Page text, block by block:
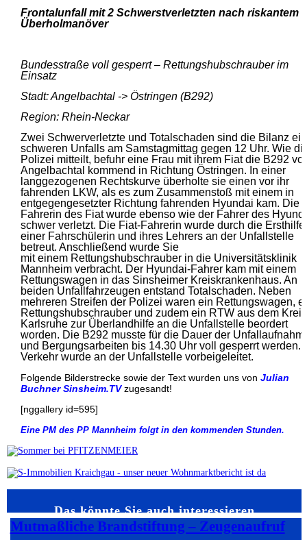
Frontalunfall mit 2 Schwerstverletzten nach riskantem
Überholmanöver
Bundesstraße voll gesperrt – Rettungshubschrauber im
Einsatz
Stadt: Angelbachtal -> Östringen (B292)
Region: Rhein-Neckar
Zwei Schwerverletzte und Totalschaden sind die Bilanz
schweren Unfalls am Samstagmittag gegen 12 Uhr. Wie
Polizei mitteilt, befuhr eine Frau mit ihrem Fiat die B292
Angelbachtal kommend in Richtung Östringen. In einer
langgezogenen Rechtskurve überholte sie einen vor ihr
fahrenden LKW, als es zum Zusammenstoß mit einem in
entgegengesetzter Richtung fahrenden Hyundai kam. Die
Fahrerin des Fiat wurde ebenso wie der Fahrer des
schwer verletzt. Die Fiat-Fahrerin wurde durch die Ersthilfe
einer Fahrschülerin und ihres Lehrers an der Unfallstelle
betreut. Anschließend wurde Sie
mit einem Rettungshubschrauber in die Universitätsklinik
Mannheim verbracht. Der Hyundai-Fahrer kam mit einem
Rettungswagen in das Sinsheimer Kreiskrankenhaus. An
beiden Unfallfahrzeugen entstand Totalschaden. Neben
mehreren Streifen der Polizei waren ein Rettungswagen,
Rettungshubschrauber und zudem ein RTW aus dem Kreis
Karlsruhe zur Überlandhilfe an die Unfallstelle beordert
worden. Die B292 musste für die Dauer der
und Bergungsarbeiten bis 14.30 Uhr voll gesperrt werden.
Verkehr wurde an der Unfallstelle vorbeigeleitet.
Folgende Bilderstrecke sowie der Text wurden uns von Julian
Buchner Sinsheim.TVzugesandt!
[nggallery id=595]
Eine PM des PP Mannheim folgt in den kommenden Stunden.
Das könnte Sie auch interessieren…
Mutmaßliche Brandstiftung – Zeugenaufruf